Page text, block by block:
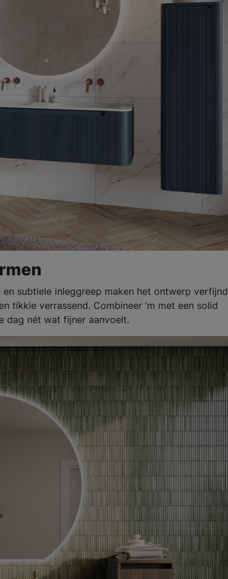
subtiele inleggreep maken het ontwerp verfijnd
tikkie verrassend. Combineer ’m met een solid
dag nét wat fijner aanvoelt.